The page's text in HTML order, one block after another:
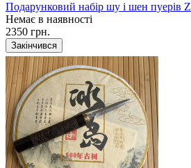
Подарунковий набір шу і шен пуерів
Немає в наявності
2350 грн.
Закінчився